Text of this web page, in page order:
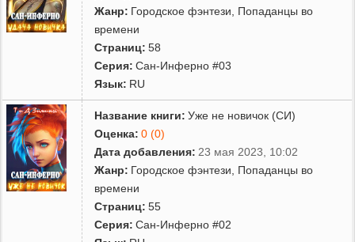
Жанр: Городское фэнтези
Попаданцы во
времени
Страниц: 58
Серия: Сан-Инферно #03
Язык: RU
Название книги: Уже не новичок (СИ)
Оценка: 0 (0)
Дата добавления: 23 мая 2023, 10:02
Жанр: Городское фэнтези
Попаданцы во
времени
Страниц: 55
Серия: Сан-Инферно #02